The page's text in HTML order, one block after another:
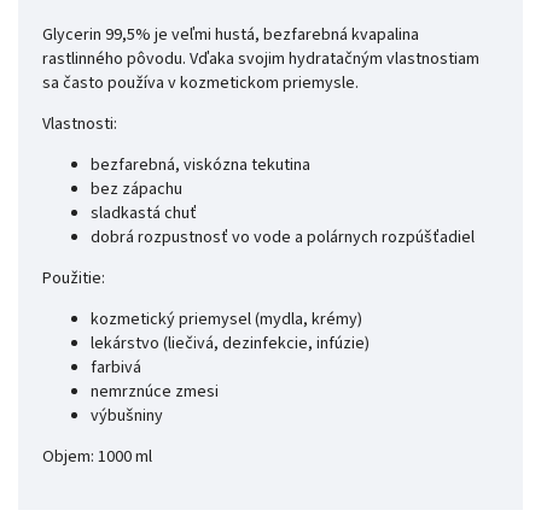
Glycerin 99,5% je veľmi hustá, bezfarebná kvapalina
rastlinného pôvodu. Vďaka svojim hydratačným vlastnostiam
sa často používa v kozmetickom priemysle.
Vlastnosti:
bezfarebná, viskózna tekutina
bez zápachu
sladkastá chuť
dobrá rozpustnosť vo vode a polárnych rozpúšťadiel
Použitie:
kozmetický priemysel (mydla, krémy)
lekárstvo (liečivá, dezinfekcie, infúzie)
farbivá
nemrznúce zmesi
výbušniny
Objem: 1000 ml